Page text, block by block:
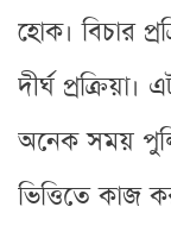
হোক। বিচার
দীর্ঘ
অনেক সময়
ভিত্তিতে কাজ